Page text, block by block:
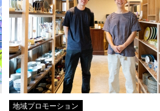
地域プロモーション